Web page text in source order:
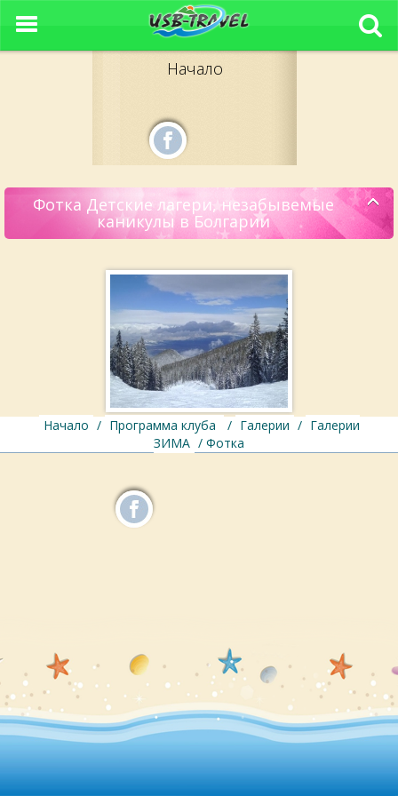
Начало
Фотка Детские лагери, незабывемые
каникулы в Болгарии
Начало / Программа клуба / Галерии / Галерии
ЗИМА / Фотка